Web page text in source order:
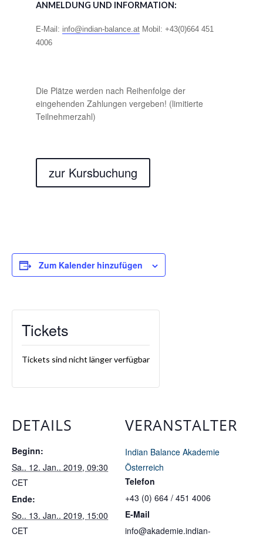
ANMELDUNG UND INFORMATION:
E-Mail: info@indian-balance.at Mobil: +43(0)664 451
4006
Die Plätze werden nach Reihenfolge der
eingehenden Zahlungen vergeben! (limitierte
Teilnehmerzahl)
zur Kursbuchung
Zum Kalender hinzufügen
Tickets
Tickets sind nicht länger verfügbar
DETAILS
Beginn:
Sa.. 12. Jan.. 2019, 09:30
CET
Ende:
So.. 13. Jan.. 2019, 15:00
CET
VERANSTALTER
Indian Balance Akademie
Österreich
Telefon
+43 (0) 664 / 451 4006
E-Mail
info@akademie.indian-